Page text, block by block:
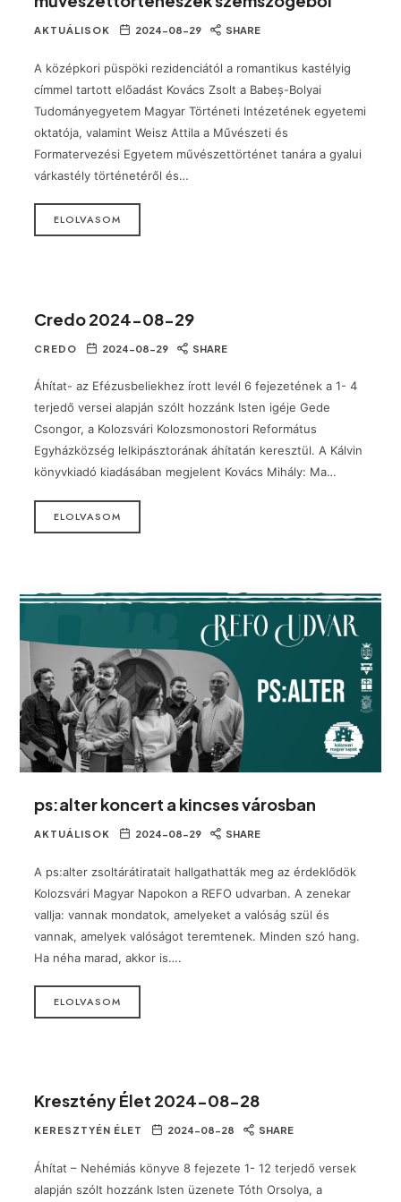
AKTUÁLISOK 2024-08-29 SHARE
A középkori püspöki rezidenciától a romantikus kastélyig
címmel tartott előadást Kovács Zsolt a Babeș-Bolyai
Tudományegyetem Magyar Történeti Intézetének egyetemi
oktatója, valamint Weisz Attila a Művészeti és
Formatervezési Egyetem művészettörténet tanára a gyalui
várkastély történetéről és…
ELOLVASOM
Credo 2024-08-29
CREDO 2024-08-29 SHARE
Áhítat- az Efézusbeliekhez írott levél 6 fejezetének a 1- 4
terjedő versei alapján szólt hozzánk Isten igéje Gede
Csongor, a Kolozsvári Kolozsmonostori Református
Egyházközség lelkipásztorának áhítatán keresztül. A Kálvin
könyvkiadó kiadásában megjelent Kovács Mihály: Ma…
ELOLVASOM
ps:alter koncert a kincses városban
AKTUÁLISOK 2024-08-29 SHARE
A ps:alter zsoltárátiratait hallgathatták meg az érdeklődök
Kolozsvári Magyar Napokon a REFO udvarban. A zenekar
vallja: vannak mondatok, amelyeket a valóság szül és
vannak, amelyek valóságot teremtenek. Minden szó hang.
Ha néha marad, akkor is….
ELOLVASOM
Kresztény Élet 2024-08-28
KERESZTYÉN ÉLET 2024-08-28 SHARE
Áhítat – Nehémiás könyve 8 fejezete 1- 12 terjedő versek
alapján szólt hozzánk Isten üzenete Tóth Orsolya, a